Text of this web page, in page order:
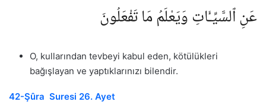
عَنِ ٱلسَّيِّـَٔاتِ وَيَعْلَمُ مَا تَفْعَلُونَ
O, kullarından tevbeyi kabul eden, kötülükleri
bağışlayan ve yaptıklarınızı bilendir.
42-Şûra Suresi 26. Ayet